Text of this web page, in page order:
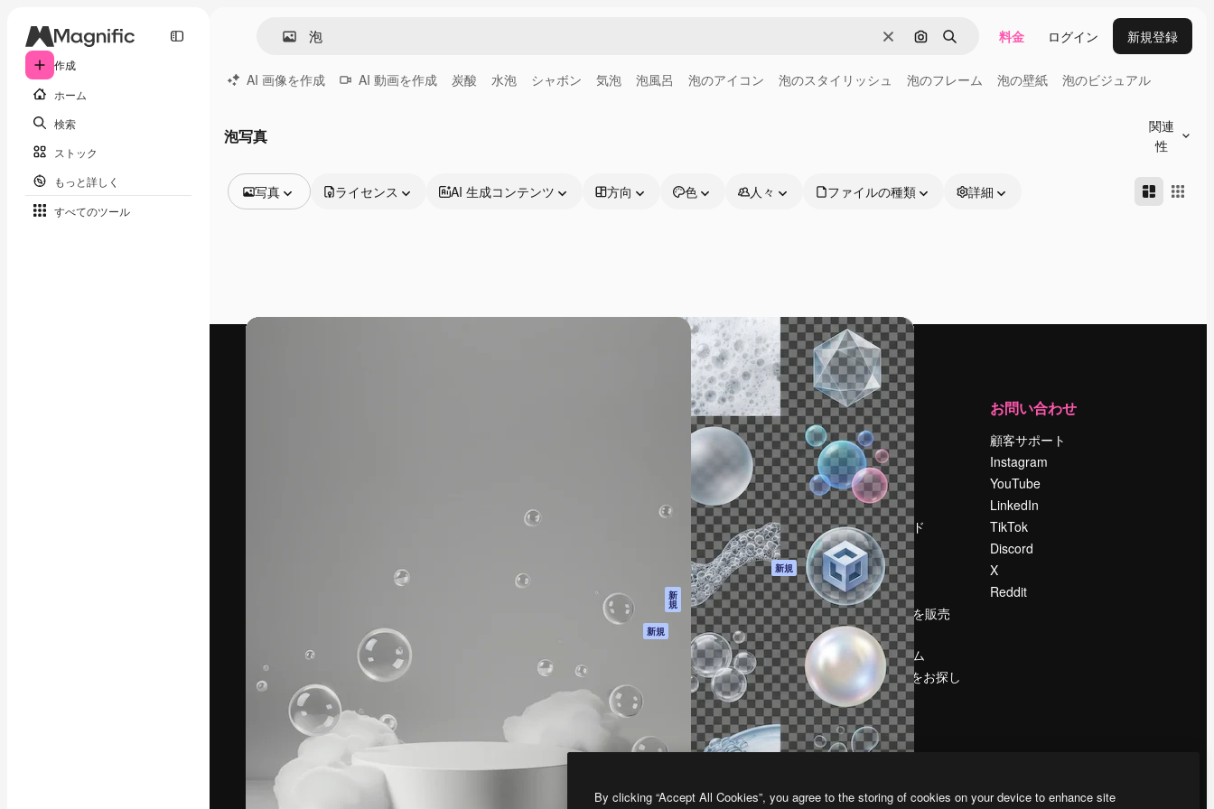
作成
ホーム
検索
ストック
もっと詳しく
すべてのツール
消去 画像で検索
検索 料金 ログイン 新規登録
AI 画像を作成 AI 動画を作成 炭酸 水泡 シャボン 気泡 泡風呂 泡のアイコン 泡のスタイリッシュ 泡のフレーム 泡の壁紙 泡のビジュアル
泡写真
関連
性
写真
動画
ライセンス AI 生成コンテンツ 方向 色 人々 ファイルの種類 詳細
AI 動画生成ツール
Claude/ChatGPT
向けMCP
新
規
新規
モバイルアプリ
すべてのMagnificツ
はじめに
Academy
ドキュメント
サポート
利用規約
プライバシーポリ
シー
オリジナル 新規
クッキーポリシー
トラストセンター
アフィリエイト
法人向け
運営
料金
会社概要
Reviews
採用情報
検索トレンド
ブログ
イベント
Slidesgo
コンテンツを販売
する
プレスルーム
magnific.aiをお探し
ですか？
お問い合わせ
顧客サポート
Instagram
YouTube
LinkedIn
TikTok
Discord
X
Reddit
Copyright © 2010- Freepik Company S.L.U.無断複写・転載を禁じます
By clicking “Accept All Cookies”, you agree to the storing of cookies on your device to enhance site